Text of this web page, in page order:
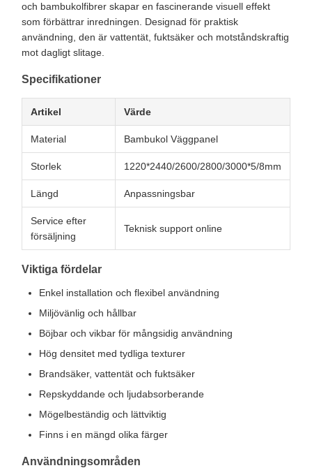
och bambukolfibrer skapar en fascinerande visuell effekt
som förbättrar inredningen. Designad för praktisk
användning, den är vattentät, fuktsäker och motståndskraftig
mot dagligt slitage.
Specifikationer
Artikel Värde
Material Bambukol Väggpanel
Storlek 1220*2440/2600/2800/3000*5/8mm
Längd Anpassningsbar
Service efter
försäljning
Teknisk support online
Viktiga fördelar
Enkel installation och flexibel användning
Miljövänlig och hållbar
Böjbar och vikbar för mångsidig användning
Hög densitet med tydliga texturer
Brandsäker, vattentät och fuktsäker
Repskyddande och ljudabsorberande
Mögelbeständig och lättviktig
Finns i en mängd olika färger
Användningsområden